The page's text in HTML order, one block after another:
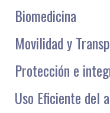
Biomedicina
Movilidad y
Protección e
Uso Eficiente del